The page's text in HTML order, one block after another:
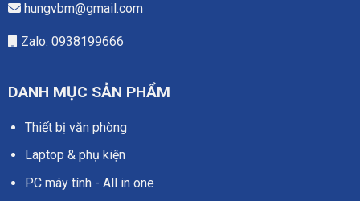
hungvbm@gmail.com
Zalo: 0938199666
DANH MỤC SẢN PHẨM
Thiết bị văn phòng
Laptop & phụ kiện
PC máy tính - All in one